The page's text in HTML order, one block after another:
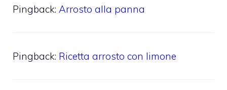
Pingback: Arrosto alla panna
Pingback: Ricetta arrosto con limone